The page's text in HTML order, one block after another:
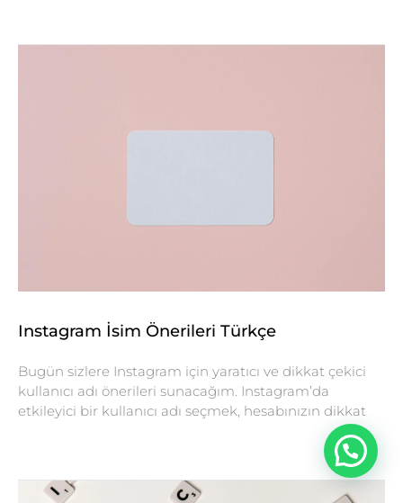
Instagram İsim Önerileri Türkçe
Bugün sizlere Instagram için yaratıcı ve dikkat çekici
kullanıcı adı önerileri sunacağım. Instagram’da
etkileyici bir kullanıcı adı seçmek, hesabınızın dikkat